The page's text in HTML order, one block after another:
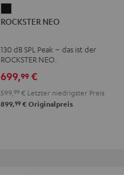
NEO
ROCKSTER NEO
130 dB SPL Peak – das ist der
ROCKSTER NEO.
699,99 €
599, 99 € Letzter niedrigster Preis
899,99 € Originalpreis